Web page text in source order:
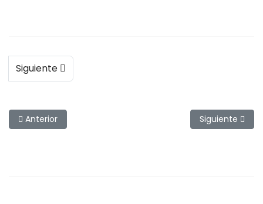
Siguiente
Artículo anterior: Pesca en el Marjal de Gandía
Anterior Artículo
Siguiente